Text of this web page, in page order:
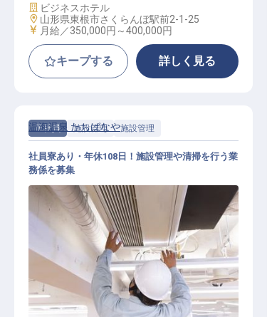
施設業態
ビジネスホテル
勤務地
山形県東根市さくらんぼ駅前2-1-25
給与
月給／350,000円～400,000円
キープする 詳しく見る
正社員 施設管理 施設管理
施設管理 / 正社員
温海温泉 たちばなや
社員寮あり・年休108日！施設管理や清掃を行う業
務係を募集